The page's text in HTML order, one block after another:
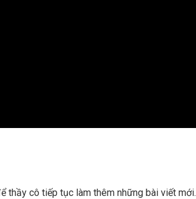
thầy cô tiếp tục làm thêm những bài viết mới.